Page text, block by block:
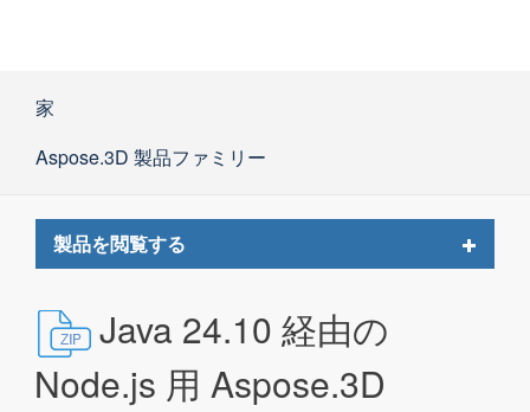
家
Aspose.3D 製品ファミリー
製品を閲覧する
Toggle
Java 24.10 経由の
Node.js 用 Aspose.3D